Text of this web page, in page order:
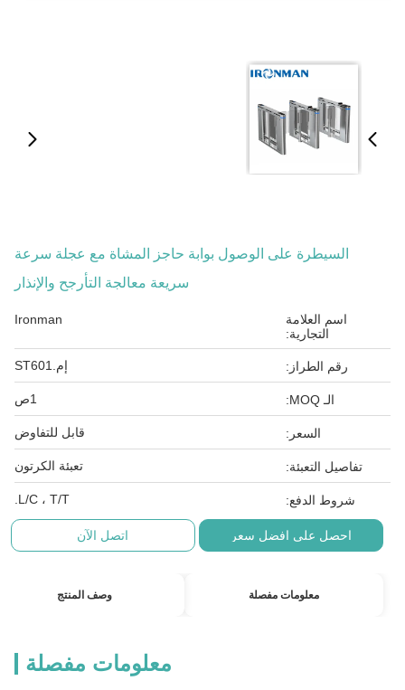
السيطرة على الوصول بوابة حاجز المشاة مع عجلة سرعة
سريعة معالجة التأرجح والإنذار
اسم العلامة
التجارية:
Ironman
رقم الطراز: إم.ST601
الـ MOQ: 1ص
السعر: قابل للتفاوض
تفاصيل التعبئة: تعبئة الكرتون
شروط الدفع: L/C ، T/T.
احصل على افضل سعر اتصل الآن
معلومات مفصلة وصف المنتج
معلومات مفصلة